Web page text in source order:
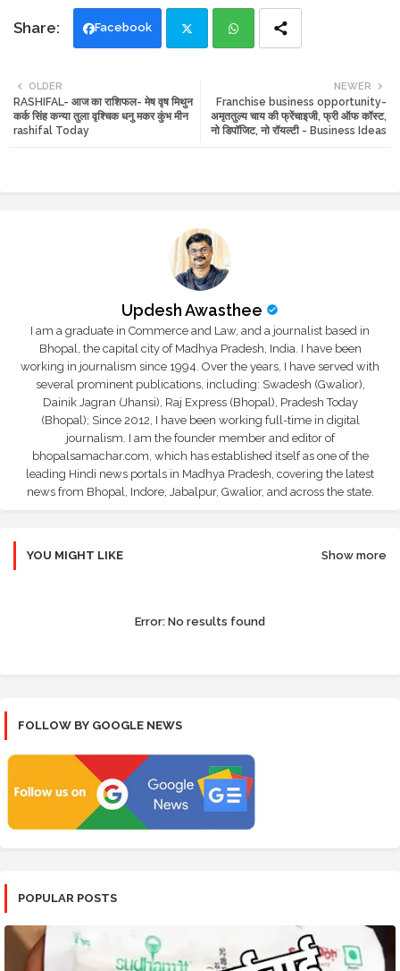
Facebook
tte ats
NEWER
Franchise business opportunity-
अमृततुल्य चाय की फ्रेंचाइजी, फ्री ऑफ कॉस्ट,
नो डिपॉजिट, नो रॉयल्टी - Business Ideas
OLDER
RASHIFAL- आज का राशिफल- मेष वृष मिथुन
कर्क सिंह कन्या तुला वृश्चिक धनु मकर कुंभ मीन
rashifal Today
Updesh Awasthee
I am a graduate in Commerce and Law, and a journalist based in
Bhopal, the capital city of Madhya Pradesh, India. I have been
working in journalism since 1994. Over the years, I have served with
several prominent publications, including: Swadesh (Gwalior),
Dainik Jagran (Jhansi), Raj Express (Bhopal), Pradesh Today
(Bhopal); Since 2012, I have been working full-time in digital
journalism. I am the founder member and editor of
bhopalsamachar.com, which has established itself as one of the
leading Hindi news portals in Madhya Pradesh, covering the latest
news from Bhopal, Indore, Jabalpur, Gwalior, and across the state.
YOU MIGHT LIKE Show more
Error: No results found
FOLLOW BY GOOGLE NEWS
POPULAR POSTS